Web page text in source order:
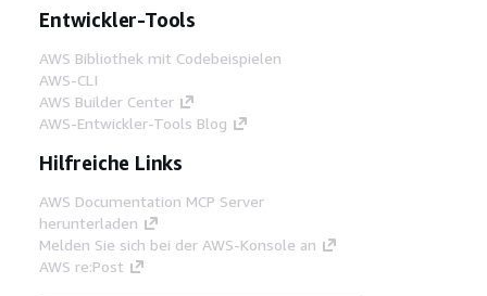
Entwickler-Tools
AWS Bibliothek mit Codebeispielen
AWS-CLI
AWS Builder Center
AWS-Entwickler-Tools Blog
Hilfreiche Links
AWS Documentation MCP Server
herunterladen
Melden Sie sich bei der AWS-Konsole an
AWS re:Post